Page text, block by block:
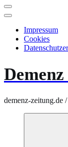
Impressum
Cookies
demenz-zeitung.de